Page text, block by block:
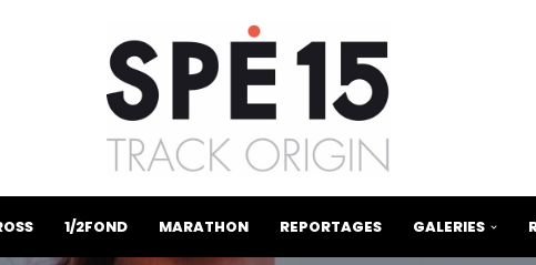
1/2FOND MARATHON REPORTAGES GALERIES